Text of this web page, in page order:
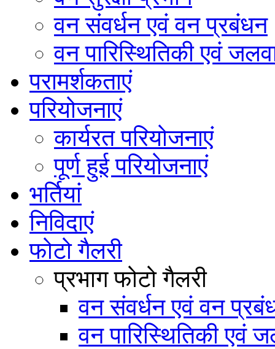
वन संवर्धन एवं वन प्रबंधन
वन पारिस्थितिकी एवं
परामर्शकताएं
परियोजनाएं
कार्यरत परियोजनाएं
पूर्ण हुई परियोजनाएं
भर्तियां
निविदाएं
फोटो गैलरी
प्रभाग फोटो गैलरी
वन संवर्धन एवं वन
वन पारिस्थितिकी एवं